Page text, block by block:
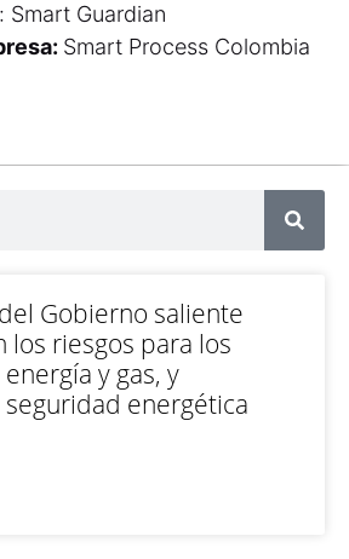
Smart Guardian
Smart Process Colombia
Gobierno saliente
los riesgos para los
y gas, y
energética